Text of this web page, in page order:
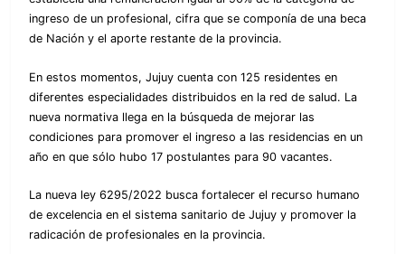
ingreso de un profesional, cifra que se componía de una beca
de Nación y el aporte restante de la provincia.
En estos momentos, Jujuy cuenta con 125 residentes en
diferentes especialidades distribuidos en la red de salud. La
nueva normativa llega en la búsqueda de mejorar las
condiciones para promover el ingreso a las residencias en un
año en que sólo hubo 17 postulantes para 90 vacantes.
La nueva ley 6295/2022 busca fortalecer el recurso humano
de excelencia en el sistema sanitario de Jujuy y promover la
radicación de profesionales en la provincia.